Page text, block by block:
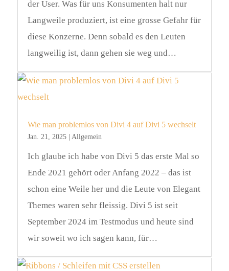
der User. Was für uns Konsumenten halt nur
Langweile produziert, ist eine grosse Gefahr für
diese Konzerne. Denn sobald es den Leuten
langweilig ist, dann gehen sie weg und…
Wie man problemlos von Divi 4 auf Divi 5 wechselt
Jan. 21, 2025| Allgemein
Ich glaube ich habe von Divi 5 das erste Mal so
Ende 2021 gehört oder Anfang 2022 – das ist
schon eine Weile her und die Leute von Elegant
Themes waren sehr fleissig. Divi 5 ist seit
September 2024 im Testmodus und heute sind
wir soweit wo ich sagen kann, für…